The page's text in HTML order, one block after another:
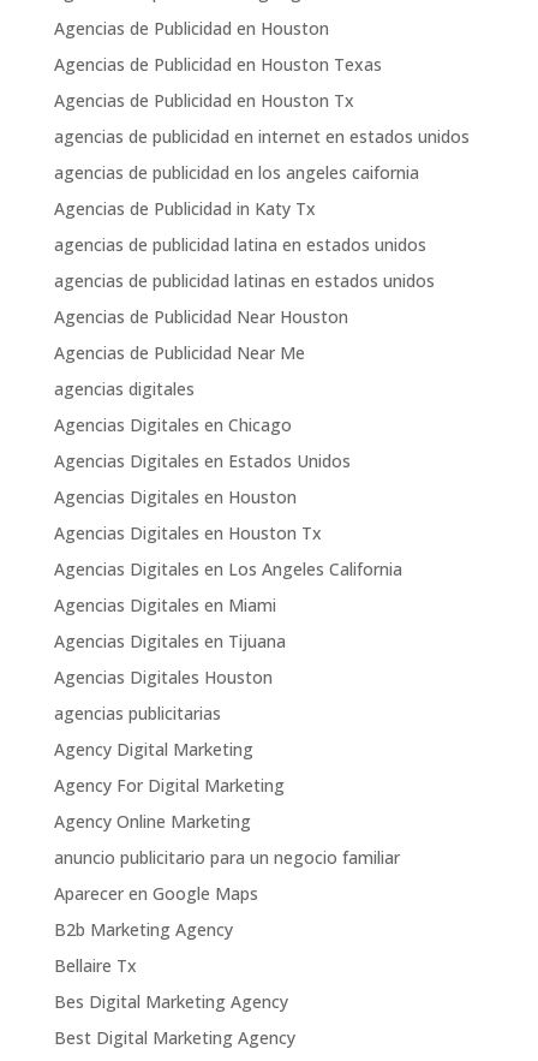
Agencias de Publicidad en Houston
Agencias de Publicidad en Houston Texas
Agencias de Publicidad en Houston Tx
agencias de publicidad en internet en estados unidos
agencias de publicidad en los angeles caifornia
Agencias de Publicidad in Katy Tx
agencias de publicidad latina en estados unidos
agencias de publicidad latinas en estados unidos
Agencias de Publicidad Near Houston
Agencias de Publicidad Near Me
agencias digitales
Agencias Digitales en Chicago
Agencias Digitales en Estados Unidos
Agencias Digitales en Houston
Agencias Digitales en Houston Tx
Agencias Digitales en Los Angeles California
Agencias Digitales en Miami
Agencias Digitales en Tijuana
Agencias Digitales Houston
agencias publicitarias
Agency Digital Marketing
Agency For Digital Marketing
Agency Online Marketing
anuncio publicitario para un negocio familiar
Aparecer en Google Maps
B2b Marketing Agency
Bellaire Tx
Bes Digital Marketing Agency
Best Digital Marketing Agency